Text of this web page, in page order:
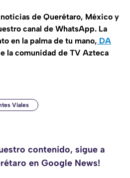
de Querétaro, México y
canal de WhatsApp. La
en la palma de tu mano, DA
la comunidad de TV Azteca
Viales
contenido, sigue a
en Google News!